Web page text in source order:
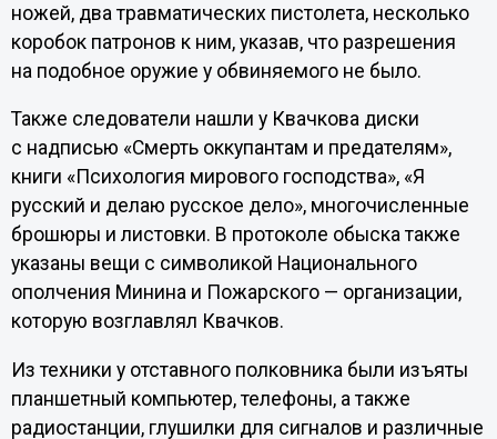
ножей, два травматических пистолета, несколько
коробок патронов к ним, указав, что разрешения
на подобное оружие у обвиняемого не было.
Также следователи нашли у Квачкова диски
с надписью «Смерть оккупантам и предателям»,
книги «Психология мирового господства», «Я
русский и делаю русское дело», многочисленные
брошюры и листовки. В протоколе обыска также
указаны вещи с символикой Национального
ополчения Минина и Пожарского — организации,
которую возглавлял Квачков.
Из техники у отставного полковника были изъяты
планшетный компьютер, телефоны, а также
радиостанции, глушилки для сигналов и различные